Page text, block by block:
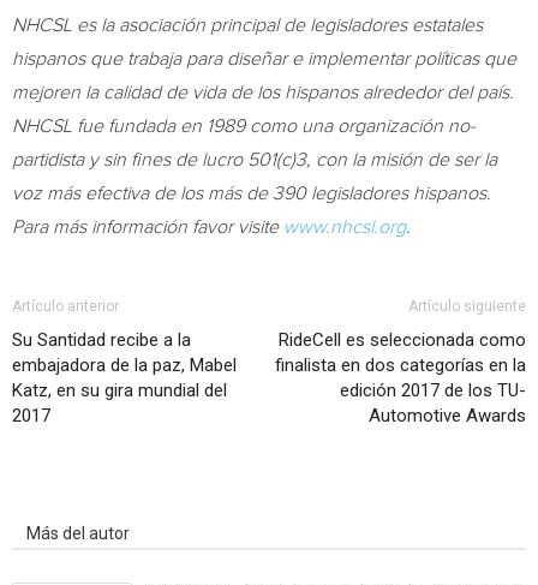
NHCSL es la asociación principal de legisladores estatales
hispanos que trabaja para diseñar e implementar políticas que
mejoren la calidad de vida de los hispanos alrededor del país.
NHCSL fue fundada en 1989 como una organización no-
partidista y sin fines de lucro 501(c)3, con la misión de ser la
voz más efectiva de los más de 390 legisladores hispanos.
Para más información favor visite www.nhcsl.org.
Artículo anterior
Su Santidad recibe a la
embajadora de la paz, Mabel
Katz, en su gira mundial del
2017
Artículo siguiente
RideCell es seleccionada como
finalista en dos categorías en la
edición 2017 de los TU-
Automotive Awards
Más del autor